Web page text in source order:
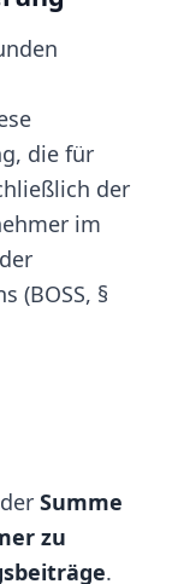
die für
der
im
(BOSS, §
Summe
zu
.